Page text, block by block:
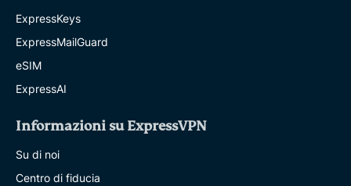
ExpressKeys
ExpressMailGuard
eSIM
ExpressAI
Informazioni su ExpressVPN
Su di noi
Centro di fiducia